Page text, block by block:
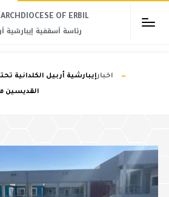
OF ERBIL​
رئاسة أسقفية إيبارشية
اخبارإيبارشية أربيل الكلدانية
القديسين